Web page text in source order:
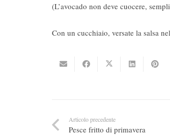
(L’avocado non deve cuocere,
Con un cucchiaio, versate la salsa
Articolo precedente
Pesce fritto di primavera